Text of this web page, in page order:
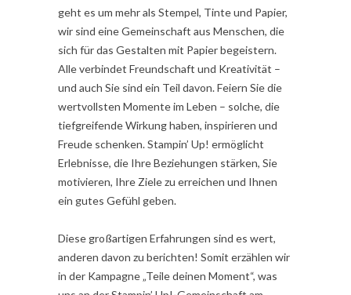
geht es um mehr als Stempel, Tinte und Papier,
wir sind eine Gemeinschaft aus Menschen, die
sich für das Gestalten mit Papier begeistern.
Alle verbindet Freundschaft und Kreativität –
und auch Sie sind ein Teil davon. Feiern Sie die
wertvollsten Momente im Leben – solche, die
tiefgreifende Wirkung haben, inspirieren und
Freude schenken. Stampin’ Up! ermöglicht
Erlebnisse, die Ihre Beziehungen stärken, Sie
motivieren, Ihre Ziele zu erreichen und Ihnen
ein gutes Gefühl geben.
Diese großartigen Erfahrungen sind es wert,
anderen davon zu berichten! Somit erzählen wir
in der Kampagne „Teile deinen Moment“, was